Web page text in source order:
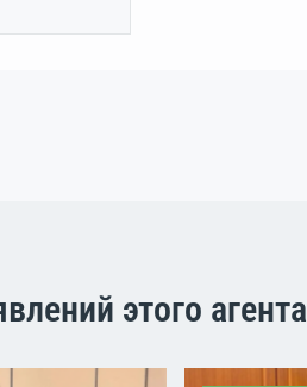
этого агента